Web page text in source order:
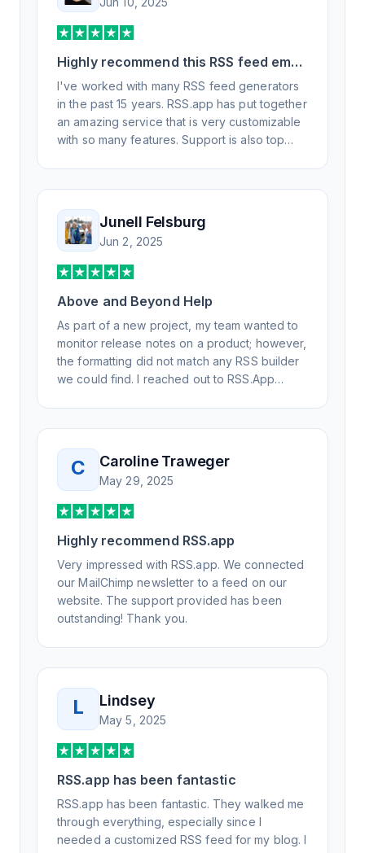
Highly recommend this RSS feed email
/ widget generator service.
I've worked with many RSS feed generators
in the past 15 years. RSS.app has put together
an amazing service that is very customizable
with so many features. Support is also top
professionally. Highly recommend for all your
RSS feed needs. Our trucking news hub
website couldn't work without it. Thank you.
Junell Felsburg
Jun 2, 2025
Above and Beyond Help
As part of a new project, my team wanted to
monitor release notes on a product; however,
the formatting did not match any RSS builder
we could find. I reached out to RSS.App
day, but I spoke to someone who was
knowledgeable, kind, and clearly wanted to
understand the issue. It has been a few
weeks, but after many revisions and direct
support, all of my release notes are in a way
that my users understand and find value in.
Honestly, it has been an exceptional
experience, and I will be pushing everyone I
know to RSS.app for their RSS needs.
C Caroline Traweger
May 29, 2025
Highly recommend RSS.app
Very impressed with RSS.app. We connected
our MailChimp newsletter to a feed on our
website. The support provided has been
outstanding! Thank you.
L Lindsey
May 5, 2025
RSS.app has been fantastic
RSS.app has been fantastic. They walked me
through everything, especially since I
needed a customized RSS feed for my blog. I